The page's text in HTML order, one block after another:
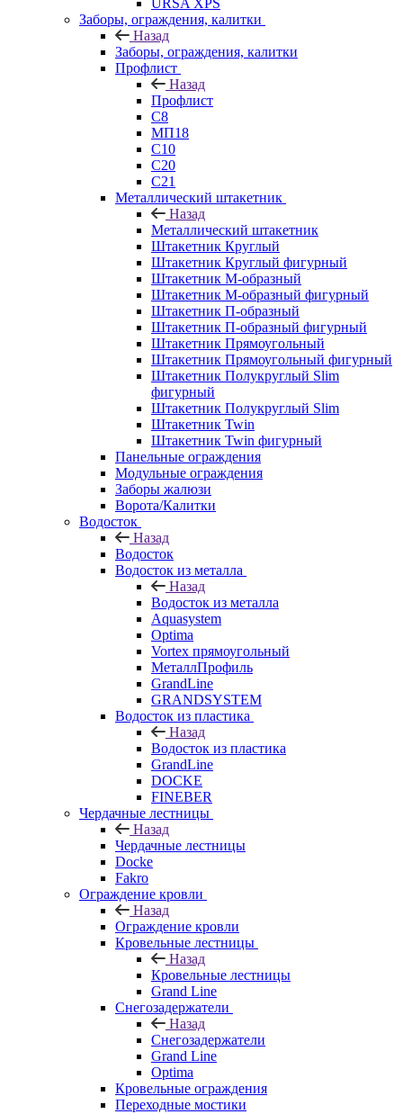
URSA XPS
Заборы, ограждения, калитки
Назад
Заборы, ограждения, калитки
Профлист
Назад
Профлист
С8
МП18
С10
С20
С21
Металлический штакетник
Назад
Металлический штакетник
Штакетник Круглый
Штакетник Круглый фигурный
Штакетник М-образный
Штакетник М-образный фигурный
Штакетник П-образный
Штакетник П-образный фигурный
Штакетник Прямоугольный
Штакетник Прямоугольный фигурный
Штакетник Полукруглый Slim
фигурный
Штакетник Полукруглый Slim
Штакетник Twin
Штакетник Twin фигурный
Панельные ограждения
Модульные ограждения
Заборы жалюзи
Ворота/Калитки
Водосток
Назад
Водосток
Водосток из металла
Назад
Водосток из металла
Aquasystem
Optima
Vortex прямоугольный
МеталлПрофиль
GrandLine
GRANDSYSTEM
Водосток из пластика
Назад
Водосток из пластика
GrandLine
DOCKE
FINEBER
Чердачные лестницы
Назад
Чердачные лестницы
Docke
Fakro
Ограждение кровли
Назад
Ограждение кровли
Кровельные лестницы
Назад
Кровельные лестницы
Grand Line
Снегозадержатели
Назад
Снегозадержатели
Grand Line
Optima
Кровельные ограждения
Переходные мостики